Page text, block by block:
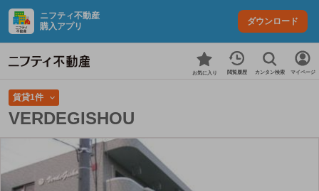
ニフティ不動産
購入アプリ
ダウンロード
お気に入り 閲覧履歴 カンタン検索 マイページ
賃貸1件
VERDEGISHOU